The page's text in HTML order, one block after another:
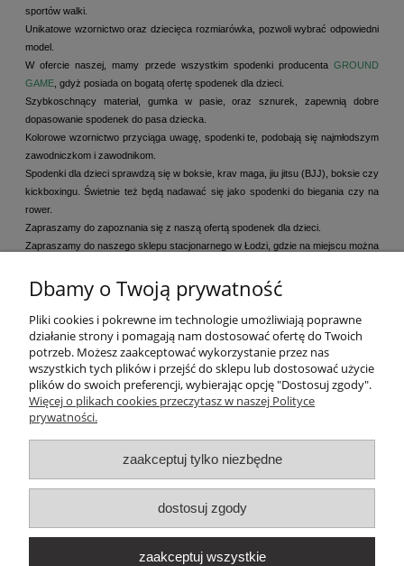
sportów walki.
Unikatowe wzornictwo oraz dziecięca rozmiarówka, pozwoli wybrać odpowiedni
model.
W ofercie naszej, mamy przede wszystkim spodenki producenta GROUND
GAME , gdyż posiada on bogatą ofertę spodenek dla dzieci.
Szybkoschnący materiał, gumka w pasie, oraz sznurek, zapewnią dobre
dopasowanie spodenek do pasa dziecka.
Kolorowe wzornictwo przyciąga uwagę, spodenki te, podobają się najmłodszym
zawodniczkom i zawodnikom.
Spodenki dla dzieci sprawdzą się w boksie, krav maga, jiu jitsu (BJJ), boksie czy
kickboxingu. Świetnie też będą nadawać się jako spodenki do biegania czy na
rower.
Zapraszamy do zapoznania się z naszą ofertą spodenek dla dzieci.
Zapraszamy do naszego sklepu stacjonarnego w Łodzi, gdzie na miejscu można
FIRMA
Dbamy o Twoją prywatność
Pliki cookies i pokrewne im technologie umożliwiają poprawne
działanie strony i pomagają nam dostosować ofertę do Twoich
potrzeb. Możesz zaakceptować wykorzystanie przez nas
wszystkich tych plików i przejść do sklepu lub dostosować użycie
plików do swoich preferencji, wybierając opcję "Dostosuj zgody".
Więcej o plikach cookies przeczytasz w naszej Polityce
prywatności.
zaakceptuj tylko niezbędne
dostosuj zgody
zaakceptuj wszystkie